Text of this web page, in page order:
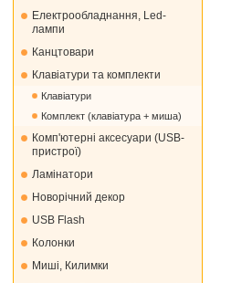
Електрообладнання, Led-
лампи
Канцтовари
Клавіатури та комплекти
Клавіатури
Комплект (клавіатура + миша)
Комп'ютерні аксесуари (USB-
пристрої)
Ламінатори
Новорічний декор
USB Flash
Колонки
Миші, Килимки